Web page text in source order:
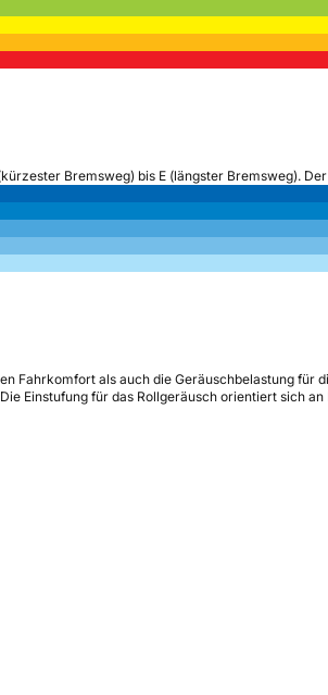
Bremsweg) bis E (längster Bremsweg).
Fahrkomfort als auch die Geräuschbelastung für
Einstufung für das Rollgeräusch orientiert sich